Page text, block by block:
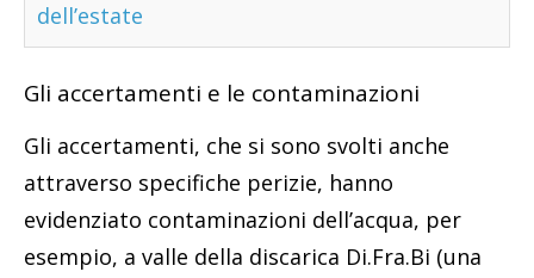
dell’estate
Gli accertamenti e le contaminazioni
Gli accertamenti, che si sono svolti anche
attraverso specifiche perizie, hanno
evidenziato contaminazioni dell’acqua, per
esempio, a valle della discarica Di.Fra.Bi (una